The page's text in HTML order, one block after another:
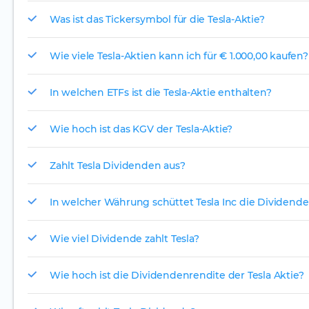
Was ist das Tickersymbol für die Tesla-Aktie?
Wie viele Tesla-Aktien kann ich für € 1.000,00 kaufen?
In welchen ETFs ist die Tesla-Aktie enthalten?
Wie hoch ist das KGV der Tesla-Aktie?
Zahlt Tesla Dividenden aus?
In welcher Währung schüttet Tesla Inc die Dividende
Wie viel Dividende zahlt Tesla?
Wie hoch ist die Dividendenrendite der Tesla Aktie?